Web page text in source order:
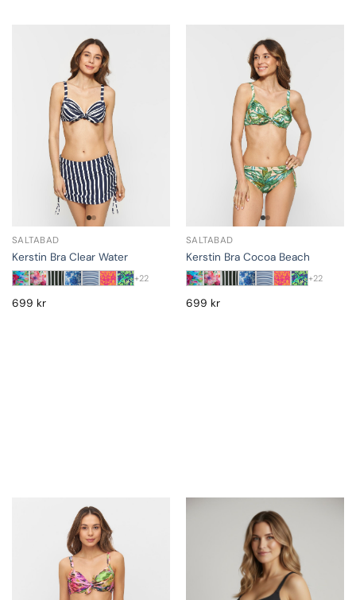
SALTABAD
Kerstin Bra Clear Water
+22
699 kr
SALTABAD
Kerstin Bra Cocoa Beach
+22
699 kr